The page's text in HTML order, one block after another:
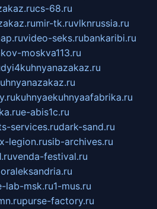
cs-68.ru
mir-tk.ruvlknrussia.ru
video-seks.rubankaribi.ru
moskva113.ru
kuhnyaekuhnyaafabrika.ru
e-abis1c.ru
services.rudark-sand.ru
x-legion.rusib-archives.ru
venda-festival.ru
lab-msk.ru1-mus.ru
purse-factory.ru